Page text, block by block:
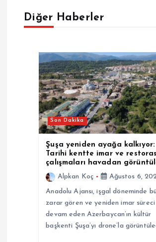
eDiğer Haberler
Son Dakika
Şuşa yeniden ayağa kalkıyor:
Tarihi kentte imar ve
çalışmaları havadan
Alpkan Koç
Ağustos 6,
Anadolu Ajansı, işgal döneminde
zarar gören ve yeniden imar süreci
devam eden Azerbaycan’ın kültür
başkenti Şuşa’yı drone’la